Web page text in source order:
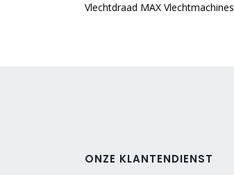
Vlechtdraad MAX Vlechtmachines
ONZE KLANTENDIENST